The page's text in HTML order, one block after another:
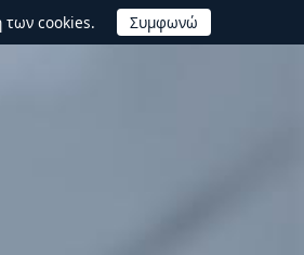
των cookies.